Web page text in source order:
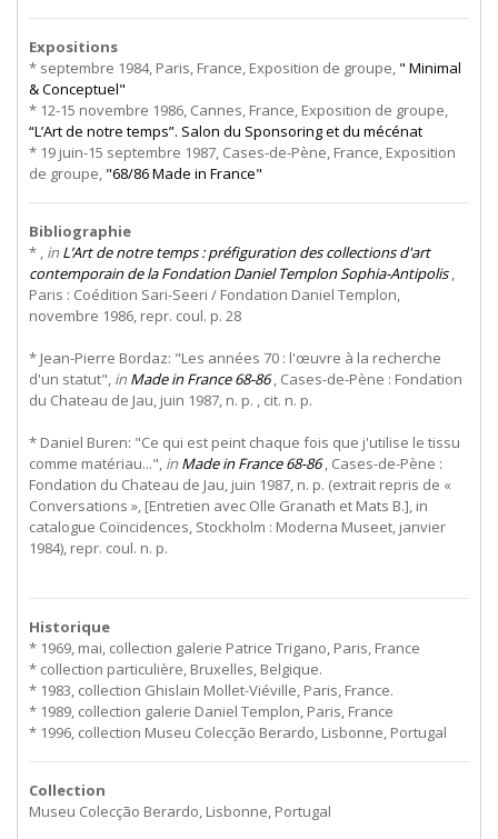
Expositions
* septembre 1984, Paris, France, Exposition de groupe, " Minimal
& Conceptuel"
* 12-15 novembre 1986, Cannes, France, Exposition de groupe,
“L’Art de notre temps”. Salon du Sponsoring et du mécénat
* 19 juin-15 septembre 1987, Cases-de-Pène, France, Exposition
de groupe, "68/86 Made in France"
Bibliographie
* , in L’Art de notre temps : préfiguration des collections d'art
contemporain de la Fondation Daniel Templon Sophia-Antipolis,
Paris : Coédition Sari-Seeri / Fondation Daniel Templon,
novembre 1986, repr. coul. p. 28
* Jean-Pierre Bordaz: "Les années 70 : l'œuvre à la recherche
d'un statut", in Made in France 68-86, Cases-de-Pène : Fondation
du Chateau de Jau, juin 1987, n. p. , cit. n. p.
* Daniel Buren: "Ce qui est peint chaque fois que j'utilise le tissu
comme matériau...", in Made in France 68-86, Cases-de-Pène :
Fondation du Chateau de Jau, juin 1987, n. p. (extrait repris de «
Conversations », [Entretien avec Olle Granath et Mats B.], in
catalogue Coïncidences, Stockholm : Moderna Museet, janvier
1984), repr. coul. n. p.
Historique
* 1969, mai, collection galerie Patrice Trigano, Paris, France
* collection particulière, Bruxelles, Belgique.
* 1983, collection Ghislain Mollet-Viéville, Paris, France.
* 1989, collection galerie Daniel Templon, Paris, France
* 1996, collection Museu Colecção Berardo, Lisbonne, Portugal
Collection
Museu Colecção Berardo, Lisbonne, Portugal